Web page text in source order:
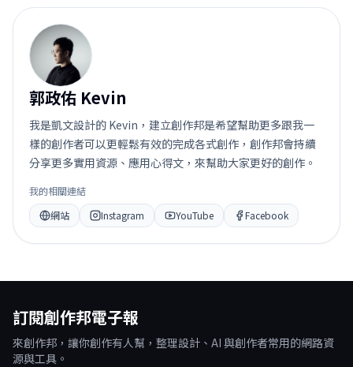
郭
郭政佑 Kevin
我是凱文設計的 Kevin，建立創作邦是希望幫助更多跟我一
樣的創作者可以更輕鬆有效的完成各式創作，創作邦會持續
分享更多實用資源、應用心得文，來幫助大家更好的創作。
我的相關連結
網站
Instagram YouTube Facebook
訂閱創作邦電子報
來創作邦，讓你創作有人幫，整理設計、AI 與創作者常用的網路資
源與工具。